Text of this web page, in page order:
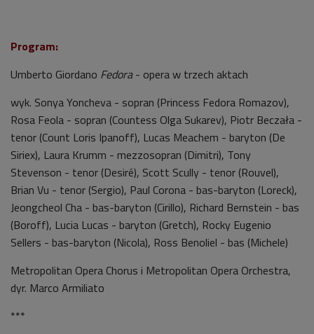
Program:
Umberto Giordano Fedora - opera w trzech aktach
wyk. Sonya Yoncheva - sopran (Princess Fedora Romazov),
Rosa Feola - sopran (Countess Olga Sukarev), Piotr Beczała -
tenor (Count Loris Ipanoff), Lucas Meachem - baryton (De
Siriex), Laura Krumm - mezzosopran (Dimitri), Tony
Stevenson - tenor (Desiré), Scott Scully - tenor (Rouvel),
Brian Vu - tenor (Sergio), Paul Corona - bas-baryton (Loreck),
Jeongcheol Cha - bas-baryton (Cirillo), Richard Bernstein - bas
(Boroff), Lucia Lucas - baryton (Gretch), Rocky Eugenio
Sellers - bas-baryton (Nicola), Ross Benoliel - bas (Michele)
Metropolitan Opera Chorus i Metropolitan Opera Orchestra,
dyr. Marco Armiliato
***